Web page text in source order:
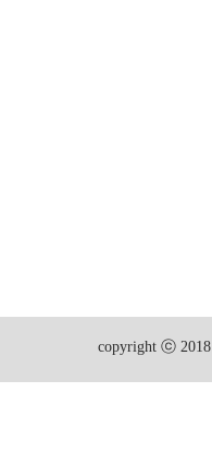
copyright ⓒ 2018